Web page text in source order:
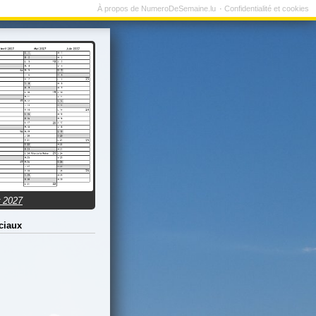
À propos de NumeroDeSemaine.lu Confidentialité et cookies
2027